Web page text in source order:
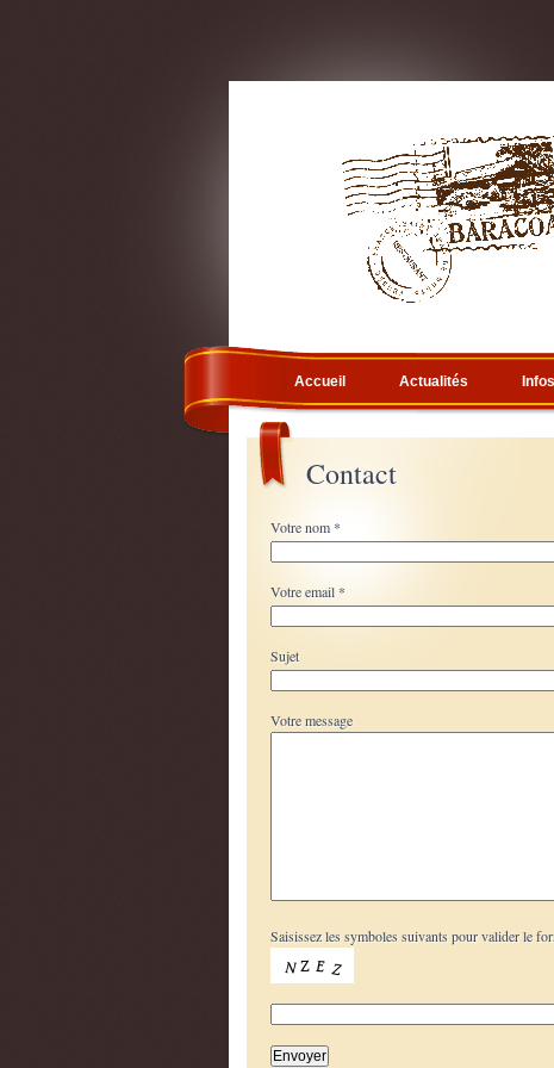
Accueil Actualités
Contact
Votre nom *
Votre email *
Sujet
Votre message
Saisissez les symboles suivants pour valider le